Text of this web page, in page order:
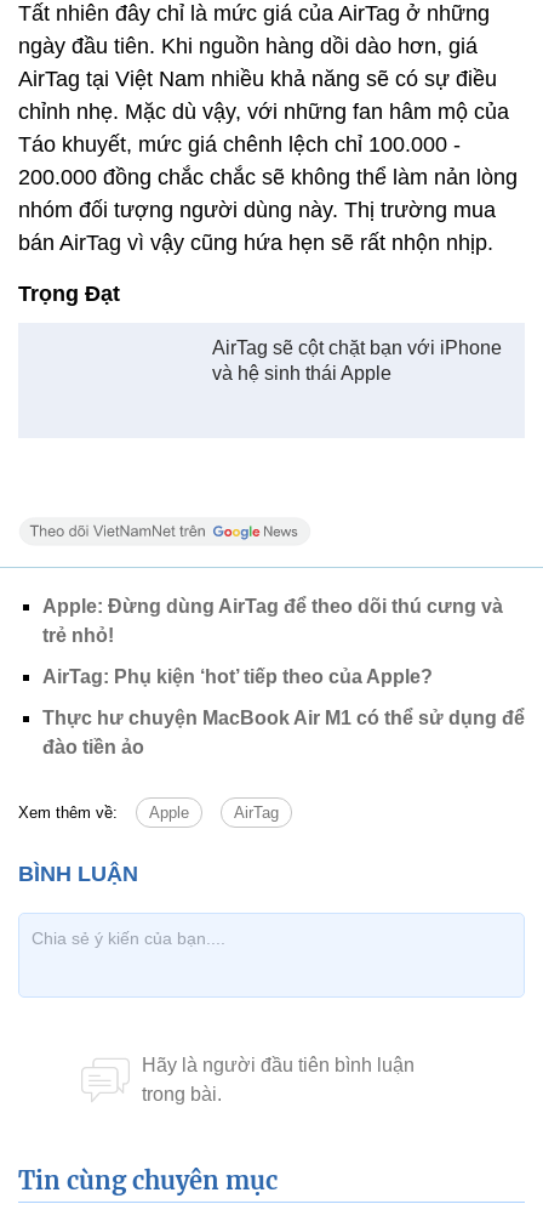
Tất nhiên đây chỉ là mức giá của AirTag ở những
ngày đầu tiên. Khi nguồn hàng dồi dào hơn, giá
AirTag tại Việt Nam nhiều khả năng sẽ có sự điều
chỉnh nhẹ. Mặc dù vậy, với những fan hâm mộ của
Táo khuyết, mức giá chênh lệch chỉ 100.000 -
200.000 đồng chắc chắc sẽ không thể làm nản lòng
nhóm đối tượng người dùng này. Thị trường mua
bán AirTag vì vậy cũng hứa hẹn sẽ rất nhộn nhịp.
Trọng Đạt
AirTag sẽ cột chặt bạn với iPhone
và hệ sinh thái Apple
Apple: Đừng dùng AirTag để theo dõi thú cưng và
trẻ nhỏ!
AirTag: Phụ kiện ‘hot’ tiếp theo của Apple?
Thực hư chuyện MacBook Air M1 có thể sử dụng để
đào tiền ảo
Xem thêm về: Apple AirTag
Tin cùng chuyên mục